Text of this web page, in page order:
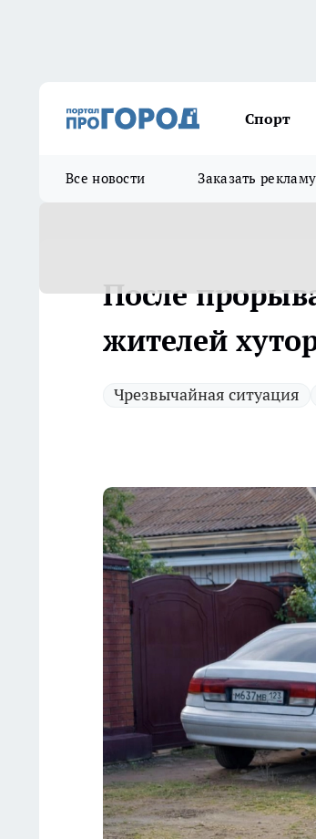
Спорт
Все новости Заказать рекламу
После
жителей
Чрезвычайная ситуация